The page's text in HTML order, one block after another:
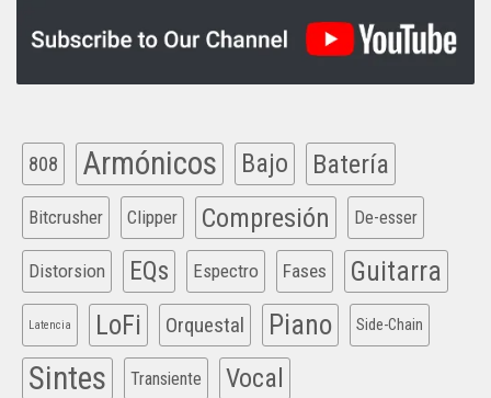
808 Armónicos Bajo Batería
Bitcrusher Clipper Compresión De-esser
Distorsion EQs Espectro Fases Guitarra
Latencia LoFi Orquestal Piano Side-Chain
Sintes Transiente Vocal